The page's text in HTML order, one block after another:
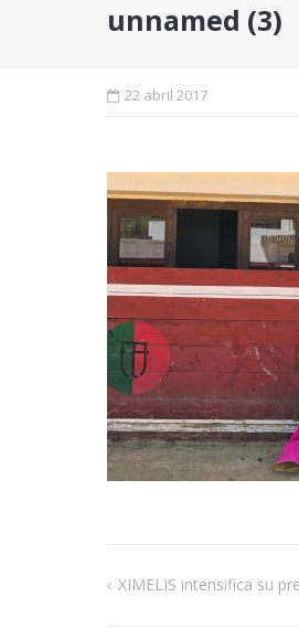
unnamed (3)
22 abril 2017
Navegación
XIMELIS intensifica su